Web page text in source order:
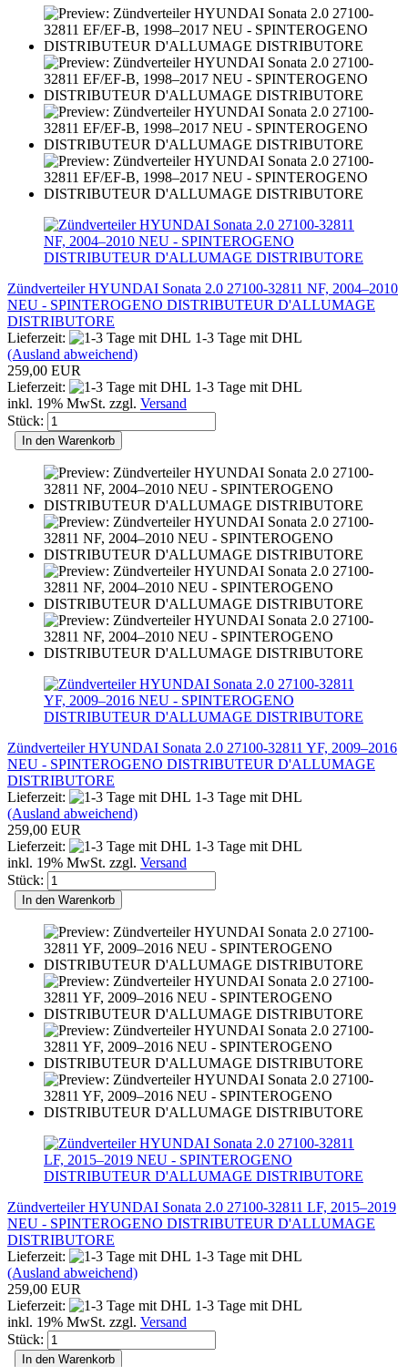
Zündverteiler HYUNDAI Sonata 2.0 27100-32811 NF, 2004–2010
NEU - SPINTEROGENO DISTRIBUTEUR D'ALLUMAGE
DISTRIBUTORE
Lieferzeit:
1-3 Tage mit DHL
(Ausland abweichend)
259,00 EUR
Lieferzeit:
1-3 Tage mit DHL
inkl. 19% MwSt. zzgl. Versand
Stück:
In den Warenkorb
Zündverteiler HYUNDAI Sonata 2.0 27100-32811 YF, 2009–2016
NEU - SPINTEROGENO DISTRIBUTEUR D'ALLUMAGE
DISTRIBUTORE
Lieferzeit:
1-3 Tage mit DHL
(Ausland abweichend)
259,00 EUR
Lieferzeit:
1-3 Tage mit DHL
inkl. 19% MwSt. zzgl. Versand
Stück:
In den Warenkorb
Zündverteiler HYUNDAI Sonata 2.0 27100-32811 LF, 2015–2019
NEU - SPINTEROGENO DISTRIBUTEUR D'ALLUMAGE
DISTRIBUTORE
Lieferzeit:
1-3 Tage mit DHL
(Ausland abweichend)
259,00 EUR
Lieferzeit:
1-3 Tage mit DHL
inkl. 19% MwSt. zzgl. Versand
Stück:
In den Warenkorb